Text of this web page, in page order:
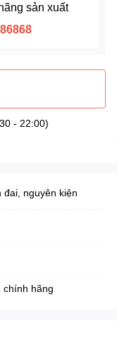
sản xuất
- 22:00)
đai, nguyên kiện
chính hãng